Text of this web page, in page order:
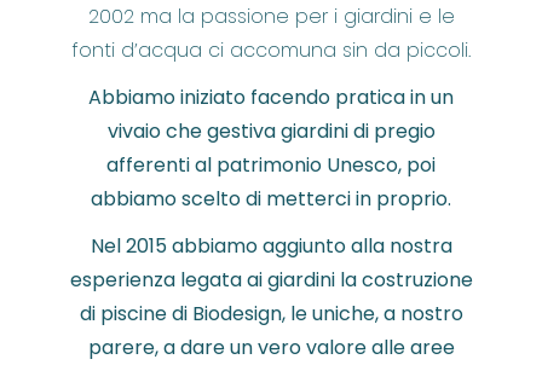
2002 ma la passione per i giardini e le
fonti d’acqua ci accomuna sin da piccoli.
Abbiamo iniziato facendo pratica in un
vivaio che gestiva giardini di pregio
afferenti al patrimonio Unesco, poi
abbiamo scelto di metterci in proprio.
Nel 2015 abbiamo aggiunto alla nostra
esperienza legata ai giardini la costruzione
di piscine di Biodesign, le uniche, a nostro
parere, a dare un vero valore alle aree